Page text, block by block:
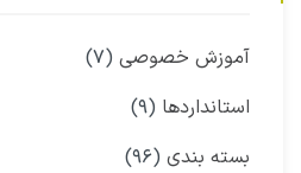
آموزش خصوصی (۷)
استانداردها (۹)
بسته بندی (۹۶)